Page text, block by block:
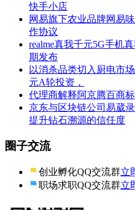
快手小店
网易旗下农业品牌网易
作协议
realme真我千元5G手机
期发布
以消杀品类切入厨电市
元A轮投资，
代理商解释阿京腾百商
京东与区块链公司易葳
提升钻石溯源的信任度
圈子交流
创业孵化QQ交流群立
职场求职QQ交流群立